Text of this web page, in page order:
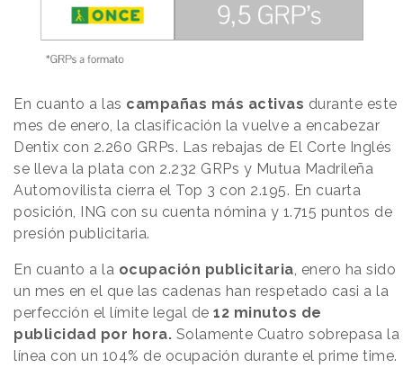
En cuanto a las campañas más activas durante este
mes de enero, la clasificación la vuelve a encabezar
Dentix con 2.260 GRPs. Las rebajas de El Corte Inglés
se lleva la plata con 2.232 GRPs y Mutua Madrileña
Automovilista cierra el Top 3 con 2.195. En cuarta
posición, ING con su cuenta nómina y 1.715 puntos de
presión publicitaria.
En cuanto a la ocupación publicitaria, enero ha sido
un mes en el que las cadenas han respetado casi a la
perfección el límite legal de 12 minutos de
publicidad por hora. Solamente Cuatro sobrepasa la
línea con un 104% de ocupación durante el prime time.